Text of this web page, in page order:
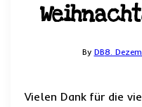
By DB8.
Vielen Dank für die